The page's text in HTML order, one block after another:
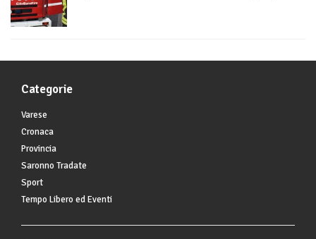
Categorie
Varese
Cronaca
Provincia
Saronno Tradate
Sport
Tempo Libero ed Eventi